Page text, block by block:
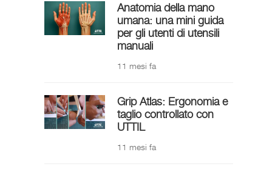
Anatomia della mano
umana: una mini guida
per gli utenti di utensili
manuali
11 mesi fa
Grip Atlas: Ergonomia e
taglio controllato con
UTTIL
11 mesi fa